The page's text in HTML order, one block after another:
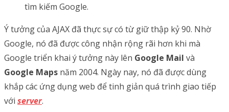
tìm kiếm Google.
Ý tưởng của AJAX đã thực sự có từ giữ thập kỷ 90. Nhờ
Google, nó đã được công nhận rộng rãi hơn khi mà
Google triển khai ý tưởng này lên Google Mail và
Google Maps năm 2004. Ngày nay, nó đã được dùng
khắp các ứng dụng web để tinh giản quá trình giao tiếp
với server.